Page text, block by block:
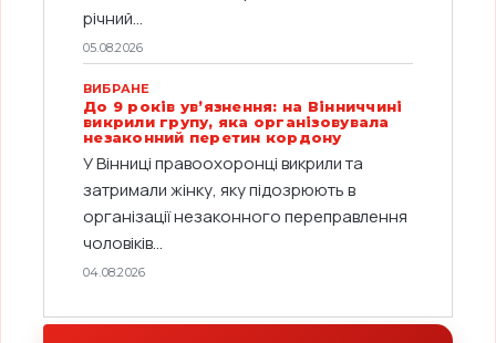
річний...
05.08.2026
ВИБРАНЕ
До 9 років ув’язнення: на Вінниччині
викрили групу, яка організовувала
незаконний перетин кордону
У Вінниці правоохоронці викрили та
затримали жінку, яку підозрюють в
організації незаконного переправлення
чоловіків...
04.08.2026